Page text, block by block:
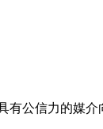
公信力的媒